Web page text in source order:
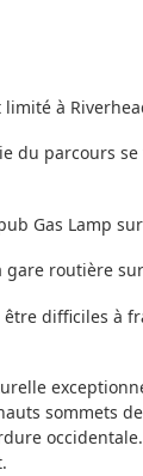
à
du parcours
Gas Lamp
routière
difficiles à
sommets